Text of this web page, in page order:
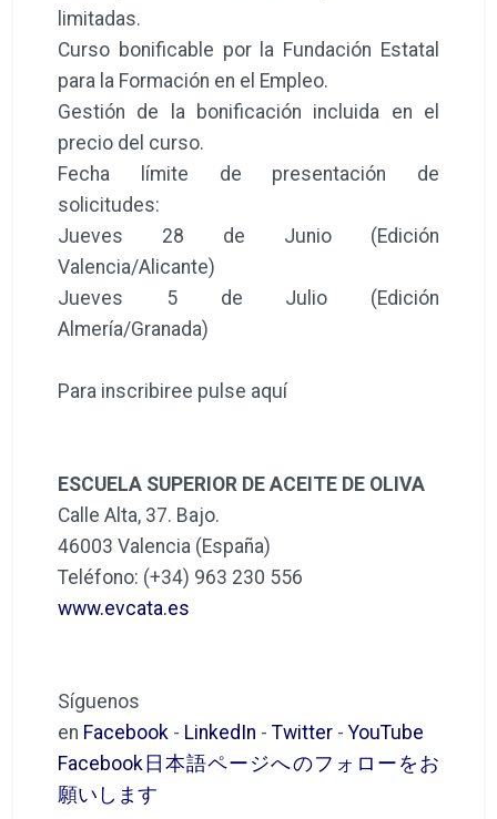
limitadas.
Curso bonificable por la Fundación Estatal
para la Formación en el Empleo.
Gestión de la bonificación incluida en el
precio del curso.
Fecha límite de presentación de
solicitudes:
Jueves 28 de Junio (Edición
Valencia/Alicante)
Jueves 5 de Julio (Edición
Almería/Granada)
Para inscribiree pulse aquí
ESCUELA SUPERIOR DE ACEITE DE OLIVA
Calle Alta, 37. Bajo.
46003 Valencia (España)
Teléfono: (+34) 963 230 556
www.evcata.es
Síguenos
en Facebook - LinkedIn - Twitter -YouTube
Facebook日本語ページへのフォローをお
願いします